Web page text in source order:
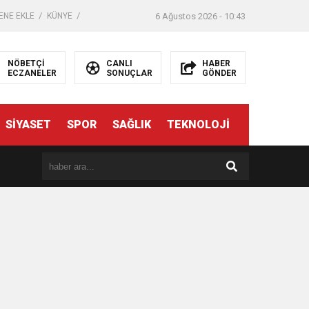
EKLE KÜNYE 6 Ağustos 2026 - 10:43
NÖBETÇİ
ECZANELER
CANLI
SONUÇLAR
HABER
GÖNDER
SİYASET SPOR SAĞLIK TEKNOLOJİ